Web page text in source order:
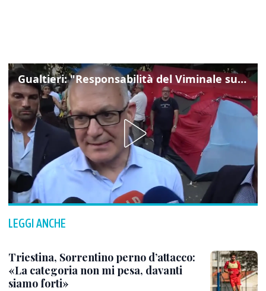
Gualtieri: "Responsabilità del Viminale su Spin Time? La posizione dei partiti è nota"
LEGGI ANCHE
Triestina, Sorrentino perno d’attacco:
«La categoria non mi pesa, davanti
siamo forti»